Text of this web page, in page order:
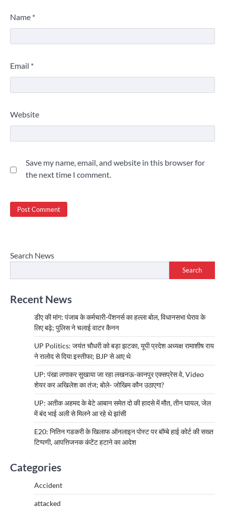
Name *
Email *
Website
Save my name, email, and website in this browser for
the next time I comment.
Search News
Search
Recent News
डीए की मांग: पंजाब के कर्मचारी-पेंशनर्स का हल्ला बोल, विधानसभा घेराव के
लिए बढ़े; पुलिस ने चलाई वाटर कैनन
UP Politics: जयंत चौधरी को बड़ा झटका, यूपी प्रदेश अध्यक्ष रामाशीष राय
ने रालोद से दिया इस्तीफा; BJP से आए थे
UP: पंखा लगाकर सुखाया जा रहा लखनऊ-कानपुर एक्सप्रेस वे, Video
शेयर कर अखिलेश का तंज; बोले- जोखिम कौन उठाएगा?
UP: अतीक अहमद के बेटे आबान समेत दो की हादसे में मौत, तीन घायल, जेल
में बंद भाई अली से मिलने आ रहे थे झांसी
E20: नितिन गडकरी के खिलाफ ऑनलाइन पोस्ट पर बॉम्बे हाई कोर्ट की सख्त
टिप्पणी, आपत्तिजनक कंटेंट हटाने का आदेश
Categories
Accident
attacked